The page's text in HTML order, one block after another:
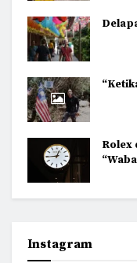
Rolex
Instagram